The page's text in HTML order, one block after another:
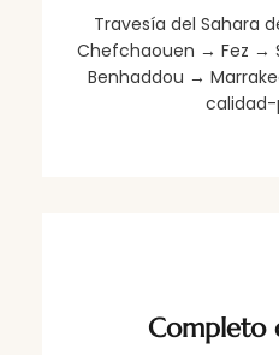
Travesía del Sahara
Chefchaouen → Fez →
Benhaddou →
calidad-
Completo